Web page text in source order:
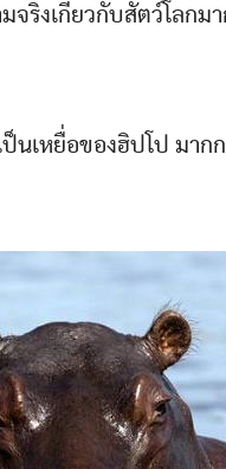
ริงเกี่ยวกับสัตว์โลกม
นเหยื่อของฮิปโป มาก